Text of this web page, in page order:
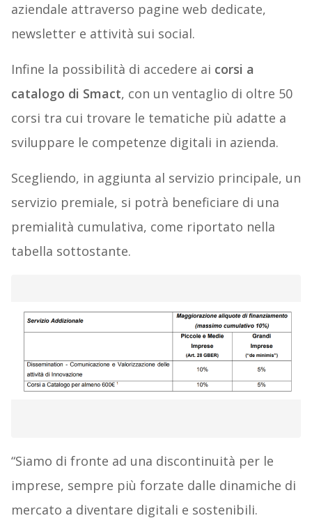
aziendale attraverso pagine web dedicate,
newsletter e attività sui social.
Infine la possibilità di accedere ai corsi a
catalogo di Smact, con un ventaglio di oltre 50
corsi tra cui trovare le tematiche più adatte a
sviluppare le competenze digitali in azienda.
Scegliendo, in aggiunta al servizio principale, un
servizio premiale, si potrà beneficiare di una
premialità cumulativa, come riportato nella
tabella sottostante.
“Siamo di fronte ad una discontinuità per le
imprese, sempre più forzate dalle dinamiche di
mercato a diventare digitali e sostenibili.